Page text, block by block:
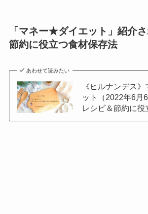
「マネー★ダイエット」紹介
節約に役立つ食材保存法
あわせて読みたい
《ヒルナンデス
ット（2022年6月
レシピ＆節約に